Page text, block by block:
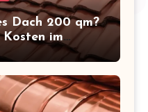
Dach 200 qm?
Kosten im